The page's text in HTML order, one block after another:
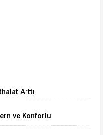
Arttı
ve Konforlu